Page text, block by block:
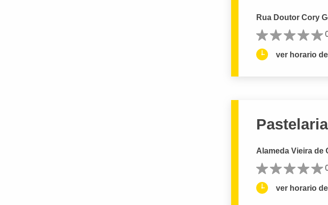
Rua Doutor Cory
ver horario
Alameda Vieira de
ver horario